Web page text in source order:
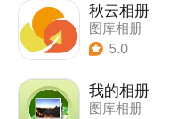
秋云相册
图库相册
5.0
我的相册
图库相册